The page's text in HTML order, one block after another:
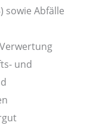
sowie Abfälle
und